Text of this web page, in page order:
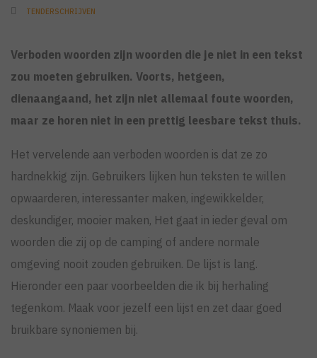
TENDERSCHRIJVEN
Verboden woorden zijn woorden die je niet in een tekst
zou moeten gebruiken. Voorts, hetgeen,
dienaangaand, het zijn niet allemaal foute woorden,
maar ze horen niet in een prettig leesbare tekst thuis.
Het vervelende aan verboden woorden is dat ze zo
hardnekkig zijn. Gebruikers lijken hun teksten te willen
opwaarderen, interessanter maken, ingewikkelder,
deskundiger, mooier maken, Het gaat in ieder geval om
woorden die zij op de camping of andere normale
omgeving nooit zouden gebruiken. De lijst is lang.
Hieronder een paar voorbeelden die ik bij herhaling
tegenkom. Maak voor jezelf een lijst en zet daar goed
bruikbare synoniemen bij.